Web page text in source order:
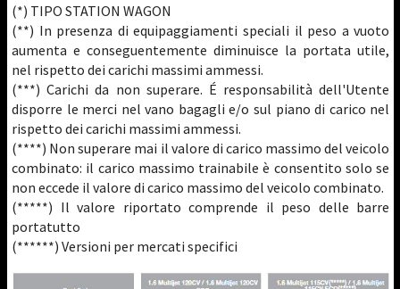
(*) TIPO STATION WAGON
(**) In presenza di equipaggiamenti speciali il peso a vuoto
aumenta e conseguentemente diminuisce la portata utile,
nel rispetto dei carichi massimi ammessi.
(***) Carichi da non superare. É responsabilità dell'Utente
disporre le merci nel vano bagagli e/o sul piano di carico nel
rispetto dei carichi massimi ammessi.
(****) Non superare mai il valore di carico massimo del veicolo
combinato: il carico massimo trainabile è consentito solo se
non eccede il valore di carico massimo del veicolo combinato.
(*****) Il valore riportato comprende il peso delle barre
portatutto
(******) Versioni per mercati specifici